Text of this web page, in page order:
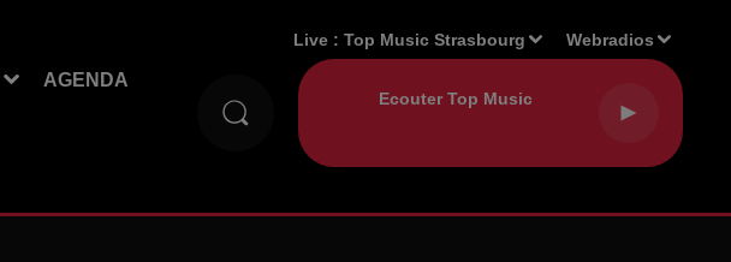
AGENDA
Live :Top Music Strasbourg Webradios